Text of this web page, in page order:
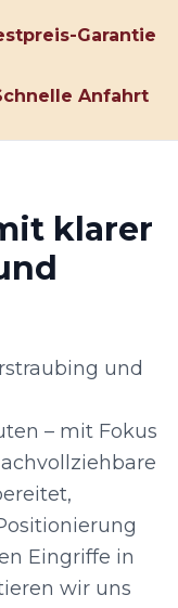
Garantie
Anfahrt
klarer
und
– mit Fokus
Eingriffe in
wir uns